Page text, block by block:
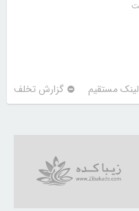
لینک مستقیم گزارش تخلف